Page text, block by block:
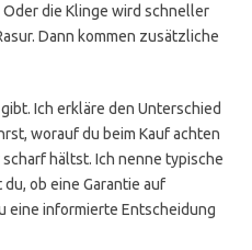
die Klinge wird schneller
Dann kommen zusätzliche
Ich erkläre den Unterschied
worauf du beim Kauf achten
hältst. Ich nenne typische
ob eine Garantie auf
eine informierte Entscheidung